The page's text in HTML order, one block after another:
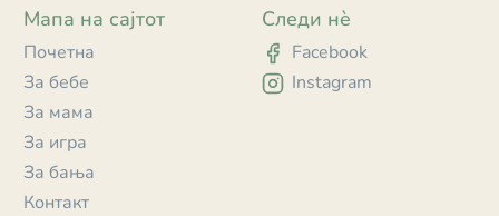
Мапа на сајтот
Почетна
За бебе
За мама
За игра
За бања
Контакт
Следи нè
Facebook
Instagram